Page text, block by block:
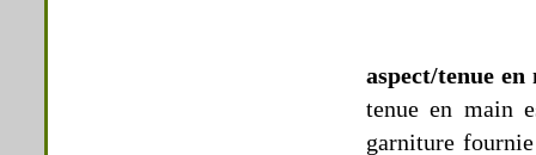
aspect/tenue en
tenue en main
garniture